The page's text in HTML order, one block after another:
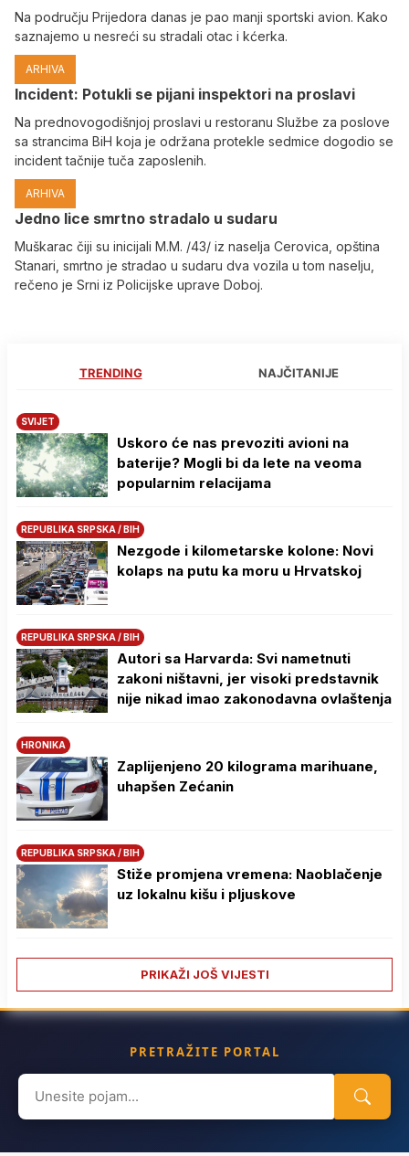
Na području Prijedora danas je pao manji sportski avion. Kako
saznajemo u nesreći su stradali otac i kćerka.
ARHIVA
Incident: Potukli se pijani inspektori na proslavi
Na prednovogodišnjoj proslavi u restoranu Službe za poslove
sa strancima BiH koja je održana protekle sedmice dogodio se
incident tačnije tuča zaposlenih.
ARHIVA
Јedno lice smrtno stradalo u sudaru
Muškarac čiji su inicijali M.M. /43/ iz naselja Cerovica, opština
Stanari, smrtno je stradao u sudaru dva vozila u tom naselju,
rečeno je Srni iz Policijske uprave Doboj.
TRENDING NAJČITANIJE
SVIJET
Uskoro će nas prevoziti avioni na
baterije? Mogli bi da lete na veoma
popularnim relacijama
REPUBLIKA SRPSKA / BIH
Nezgode i kilometarske kolone: Novi
kolaps na putu ka moru u Hrvatskoj
REPUBLIKA SRPSKA / BIH
Autori sa Harvarda: Svi nametnuti
zakoni ništavni, jer visoki predstavnik
nije nikad imao zakonodavna ovlaštenja
HRONIKA
Zaplijenjeno 20 kilograma marihuane,
uhapšen Zećanin
REPUBLIKA SRPSKA / BIH
Stiže promjena vremena: Naoblačenje
uz lokalnu kišu i pljuskove
PRIKAŽI JOŠ VIJESTI
PRETRAŽITE PORTAL
Search
for: